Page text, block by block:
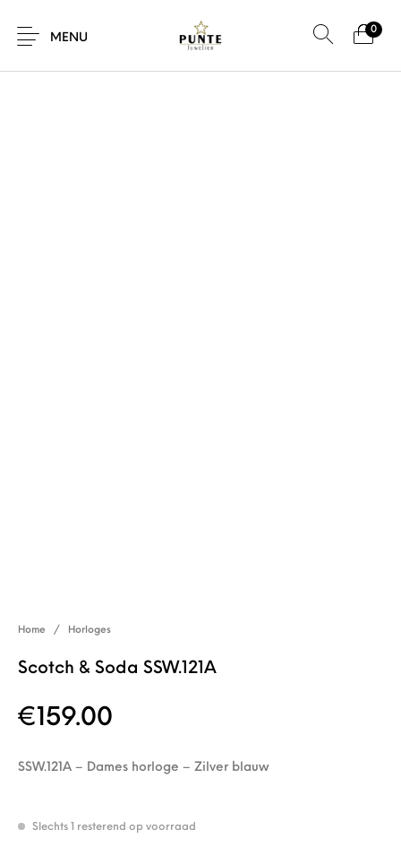
MENU
0
Home / Horloges
Scotch & Soda SSW.121A
€ 159.00
SSW.121A – Dames horloge – Zilver blauw
Slechts 1 resterend op voorraad